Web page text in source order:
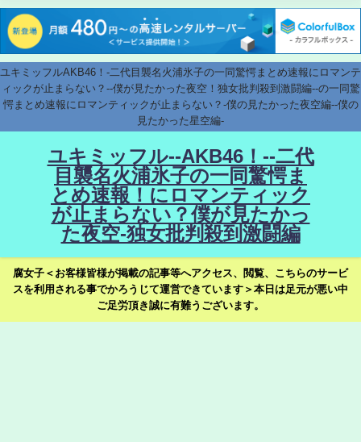
ユキミッフルAKB46！-二代目襲名火浦氷子の一同驚愕まとめ速報にロマンテ
ィックが止まらない？--僕が見たかった夜空！独女批判殺到激闘編--の一同驚
愕まとめ速報にロマンティックが止まらない？-僕の見たかった夜空編--僕の
見たかった星空編-
ユキミッフル--AKB46！--二代
目襲名火浦氷子の一同驚愕ま
とめ速報！にロマンティック
が止まらない？僕が見たかっ
た夜空-独女批判殺到激闘編
腐女子＜お客様皆様が掲載の記事等へアクセス、閲覧、こちらのサービ
スを利用される事でかろうじて運営できています＞本日は足元が悪い中
ご足労頂き誠に有難うございます。